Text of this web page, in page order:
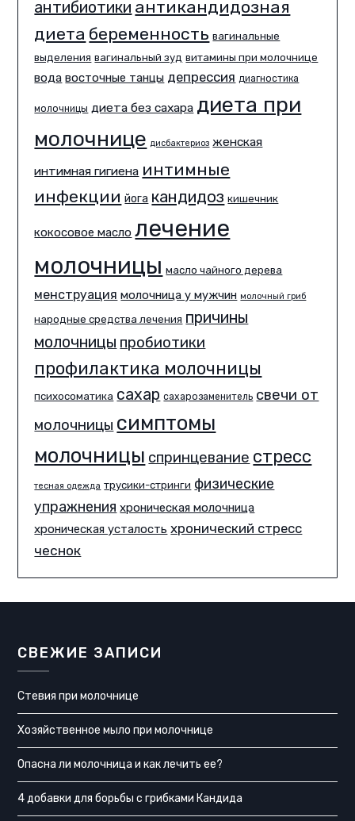
антибиотики антикандидозная
диета беременность вагинальные
выделения вагинальный зуд витамины при молочнице
вода восточные танцы депрессия диагностика
молочницы диета без сахара диета при
молочнице дисбактериоз женская
интимная гигиена интимные
инфекции йога кандидоз кишечник
кокосовое масло лечение
молочницы масло чайного дерева
менструация молочница у мужчин молочный гриб
народные средства лечения причины
молочницы пробиотики
профилактика молочницы
психосоматика сахар сахарозаменитель свечи от
молочницы симптомы
молочницы спринцевание стресс
тесная одежда трусики-стринги физические
упражнения хроническая молочница
хроническая усталость хронический стресс
чеснок
СВЕЖИЕ ЗАПИСИ
Стевия при молочнице
Хозяйственное мыло при молочнице
Опасна ли молочница и как лечить ее?
4 добавки для борьбы с грибками Кандида